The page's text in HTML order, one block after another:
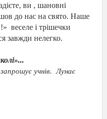
єте, ви , шановні
до нас на свято. Наше
веселе і трішечки
завжди нелегко.
запрошує учнів. Лунає